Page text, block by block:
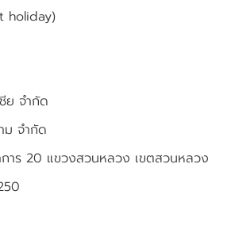
holiday)
ย จำกัด
ม จำกัด
าร 20 แขวงสวนหลวง เขตสวนหลวง